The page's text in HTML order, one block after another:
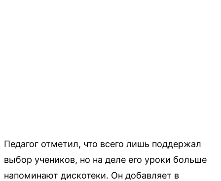
Педагог отметил, что всего лишь поддержал
выбор учеников, но на деле его уроки больше
напоминают дискотеки. Он добавляет в